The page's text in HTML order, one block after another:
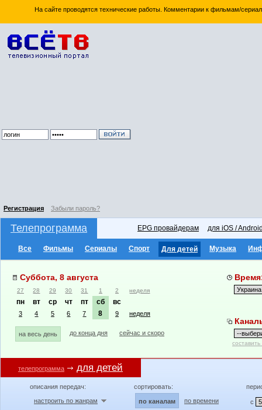
На сайте проводятся технические работы. Комментарии к фильмам/
Регистрация Забыли пароль?
Телепрограмма EPG провайдерам для iOS /
Все Фильмы Сериалы Спорт Для детей Музыка
Суббота, 8 августа
27 28 29 30 31 1 2 неделя
пн вт ср чт пт сб вс
3 4 5 6 7 8 9 неделя
на весь день до конца дня сейчас и скоро
телепрограмма для детей
описания передач:
настроить по жанрам
сортировать:
по каналам по времени с